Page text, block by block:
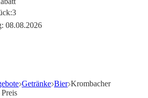
3
08.08.2026
Getränke Bier Krombacher